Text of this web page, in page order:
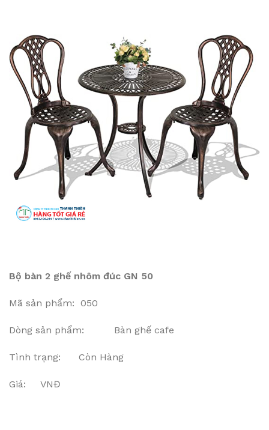
Bộ bàn 2 ghế nhôm đúc GN 50
Mã sản phẩm: 050
Dòng sản phẩm: Bàn ghế cafe
Tình trạng: Còn Hàng
Giá: VNĐ